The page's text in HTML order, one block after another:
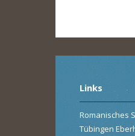
Links
Romanisches
Tübingen